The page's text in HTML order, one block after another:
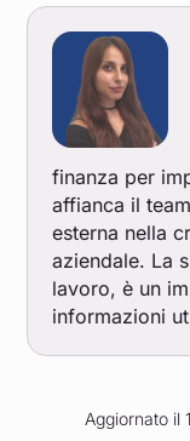
finanza per
affianca il
esterna nella
aziendale. La
lavoro, è un
informazioni
Aggiornato il